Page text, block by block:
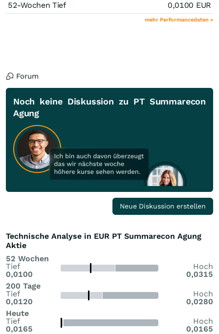
52-Wochen Tief 0,0100 EUR
mehr Performancedaten »
Forum
Noch keine Diskussion zu PT Summarecon
Agung
Neue Diskussion erstellen
Technische Analyse in EUR PT Summarecon Agung
Aktie
52 Wochen
Tief
0,0100
Hoch
0,0315
200 Tage
Tief
0,0120
Hoch
0,0280
Heute
Tief
0,0165
Hoch
0,0165